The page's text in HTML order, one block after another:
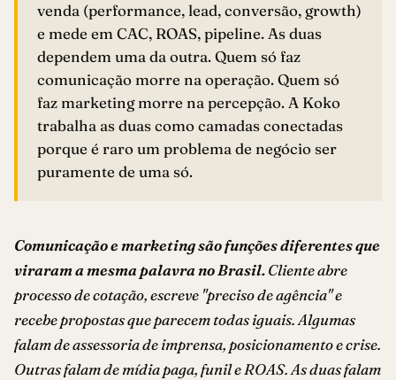
ENVIAR MENSAGEM
venda (performance, lead, conversão, growth)
e mede em CAC, ROAS, pipeline. As duas
dependem uma da outra. Quem só faz
comunicação morre na operação. Quem só
faz marketing morre na percepção. A Koko
trabalha as duas como camadas conectadas
porque é raro um problema de negócio ser
puramente de uma só.
Comunicação e marketing são funções diferentes que
viraram a mesma palavra no Brasil.Cliente abre
processo de cotação, escreve "preciso de agência" e
recebe propostas que parecem todas iguais. Algumas
falam de assessoria de imprensa, posicionamento e crise.
Outras falam de mídia paga, funil e ROAS. As duas falam